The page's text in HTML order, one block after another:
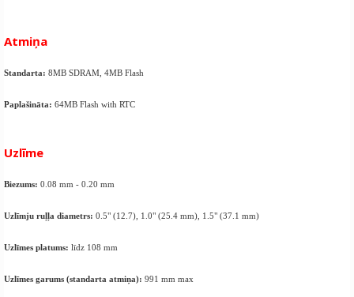
Atmiņa
Standarta: 8MB SDRAM, 4MB Flash
Paplašināta: 64MB Flash with RTC
Uzlīme
Biezums: 0.08 mm - 0.20 mm
Uzlīmju ruļļa diametrs: 0.5" (12.7), 1.0" (25.4 mm), 1.5" (37.1 mm)
Uzlīmes platums: līdz 108 mm
Uzlīmes garums (standarta atmiņa): 991 mm max